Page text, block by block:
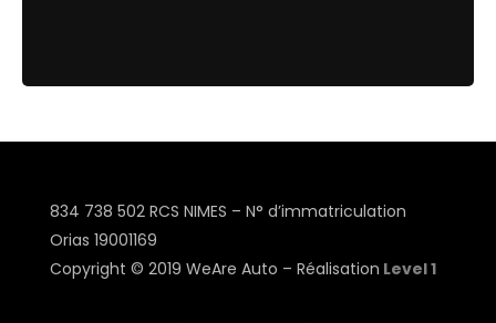
834 738 502 RCS NIMES – N° d’immatriculation
Orias 19001169
Copyright © 2019 WeAre Auto – Réalisation Level 1